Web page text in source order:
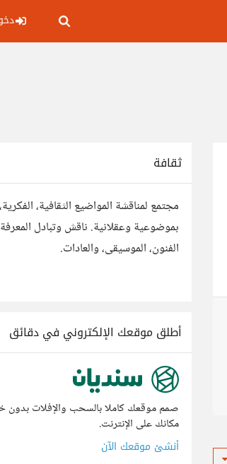
ثقافة
مجتمع لمناقشة المواضيع الثقافية،
بموضوعية وعقلانية. ناقش وتبادل
الفنون، الموسيقى، والعادات.
أطلق موقعك الإلكتروني في دقائق
صمم موقعك كاملا بالسحب والإفلات بدون
مكانك على الإنترنت.
أنشئ موقعك الآن